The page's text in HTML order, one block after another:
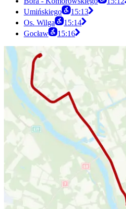
Umińskiego
15:13
Os. Wilga
15:14
Gocław
15:16